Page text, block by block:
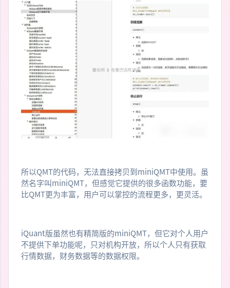
所以QMT的代码，无法直接拷贝到miniQMT中使用。虽
然名字叫miniQMT，但感觉它提供的很多函数功能，要
比QMT更为丰富，用户可以掌控的流程更多，更灵活。
iQuant版虽然也有精简版的miniQMT，但它对个人用户
不提供下单功能呢，只对机构开放，所以个人只有获取
行情数据，财务数据等的数据权限。